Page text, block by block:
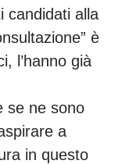
candidati alla
è
l’hanno già
se ne sono
a
in questo